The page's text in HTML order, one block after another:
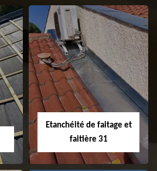
Etanchéité de faitage et
faitière 31